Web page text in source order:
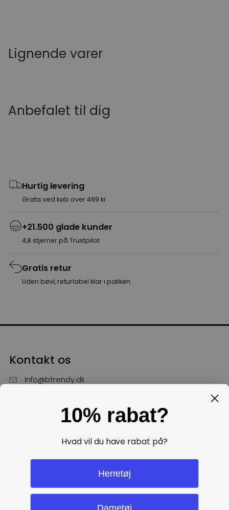
Lignende varer
Anbefalet til dig
Hurtig levering
Gratis ved køb over 499 kr.
+21.500 glade kunder
4,8 stjerner på Trustpilot
Gratis retur
Uden bøvl, returlabel klar i pakken
Kontakt os
Info@btrendy.dk
Hverdage fra kl. 10 - 16
10% rabat?
Hvad vil du have rabat på?
Herretøj